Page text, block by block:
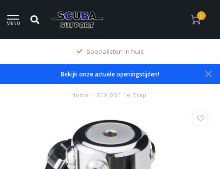
MENU
0
Specialisten in huis
Bekijk onze actuele openingstijden!
Home / XTX DST 1e Trap